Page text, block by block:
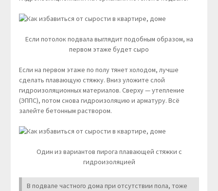
Если потолок подвала выглядит подобным образом, на
первом этаже будет сыро
Если на первом этаже по полу тянет холодом, лучше
сделать плавающую стяжку. Вниз уложите слой
гидроизоляционных материалов. Сверху — утепление
(ЭППС), потом снова гидроизоляцию и арматуру. Всё
залейте бетонным раствором.
Один из вариантов пирога плавающей стяжки с
гидроизоляцией
В подвале частного дома при отсутствии пола, тоже